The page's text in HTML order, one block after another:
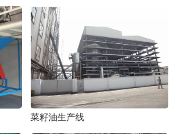
菜籽油生产线